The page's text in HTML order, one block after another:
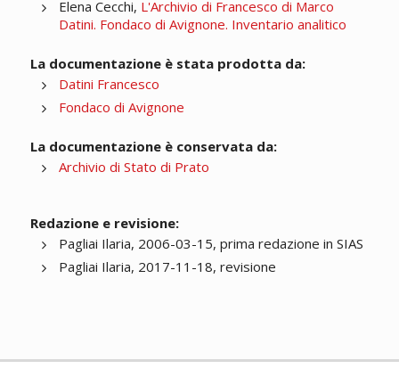
Elena Cecchi, L'Archivio di Francesco di Marco
Datini. Fondaco di Avignone. Inventario analitico
La documentazione è stata prodotta da:
Datini Francesco
Fondaco di Avignone
La documentazione è conservata da:
Archivio di Stato di Prato
Redazione e revisione:
Pagliai Ilaria, 2006-03-15, prima redazione in SIAS
Pagliai Ilaria, 2017-11-18, revisione